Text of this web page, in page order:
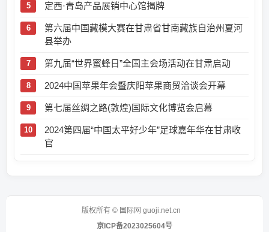
定西·青岛产品展销中心馆揭牌
第六届中国藏模大赛在甘肃省甘南藏族自治州夏河
县举办
第九届“世界蜜蜂日”全国主会场活动在甘肃启动
2024中国苹果年会暨庆阳苹果商贸洽谈会开幕
第七届丝绸之路(敦煌)国际文化博览会启幕
2024第四届“中国太平好少年”足球嘉年华在甘肃收
官
版权所有 © 国际网 guoji.net.cn
京ICP备2023025604号